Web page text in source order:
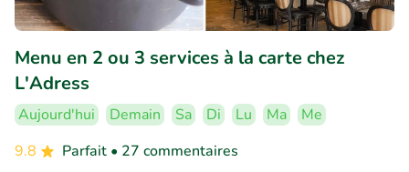
Menu en 2 ou 3 services à la carte chez
L'Adress
Aujourd'hui Demain Sa Di Lu Ma
Me
9.8
Parfait • 27 commentaires